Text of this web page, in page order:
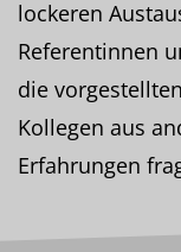
lockeren
Referentinnen
die
Kollegen aus
Erfahrungen